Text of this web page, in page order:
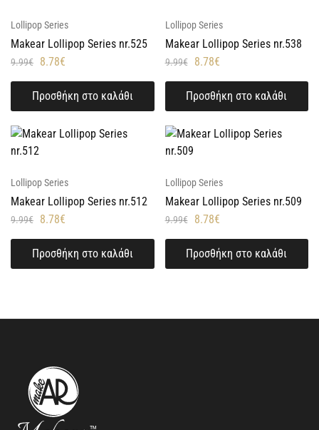
Lollipop Series
Makear Lollipop Series nr.525
9.99€ 8.78€
Προσθήκη στο καλάθι
Lollipop Series
Makear Lollipop Series nr.538
9.99€ 8.78€
Προσθήκη στο καλάθι
Lollipop Series
Makear Lollipop Series nr.512
9.99€ 8.78€
Προσθήκη στο καλάθι
Lollipop Series
Makear Lollipop Series nr.509
9.99€ 8.78€
Προσθήκη στο καλάθι